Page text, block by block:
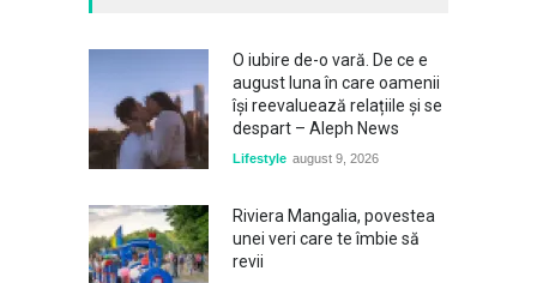
O iubire de-o vară. De ce e
august luna în care oamenii
își reevaluează relațiile și se
despart – Aleph News
Lifestyle august 9, 2026
Riviera Mangalia, povestea
unei veri care te îmbie să
revii